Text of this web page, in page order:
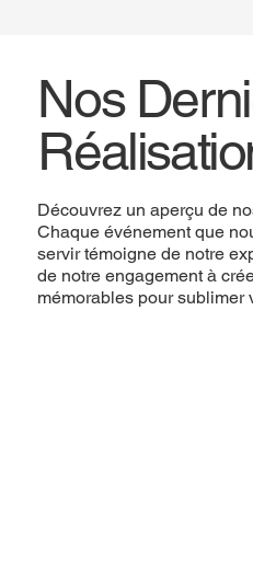
Nos
Découvrez un aperçu de
Chaque événement que
servir témoigne de notre
de notre engagement à
mémorables pour sublimer